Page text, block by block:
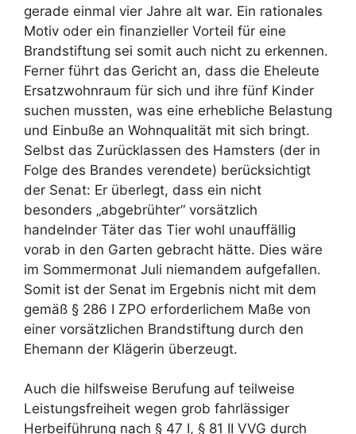
gerade einmal vier Jahre alt war. Ein rationales
Motiv oder ein finanzieller Vorteil für eine
Brandstiftung sei somit auch nicht zu erkennen.
Ferner führt das Gericht an, dass die Eheleute
Ersatzwohnraum für sich und ihre fünf Kinder
suchen mussten, was eine erhebliche Belastung
und Einbuße an Wohnqualität mit sich bringt.
Selbst das Zurücklassen des Hamsters (der in
Folge des Brandes verendete) berücksichtigt
der Senat: Er überlegt, dass ein nicht
besonders „abgebrühter“ vorsätzlich
handelnder Täter das Tier wohl unauffällig
vorab in den Garten gebracht hätte. Dies wäre
im Sommermonat Juli niemandem aufgefallen.
Somit ist der Senat im Ergebnis nicht mit dem
gemäß § 286 I ZPO erforderlichem Maße von
einer vorsätzlichen Brandstiftung durch den
Ehemann der Klägerin überzeugt.
Auch die hilfsweise Berufung auf teilweise
Leistungsfreiheit wegen grob fahrlässiger
Herbeiführung nach § 47 I, § 81 II VVG durch